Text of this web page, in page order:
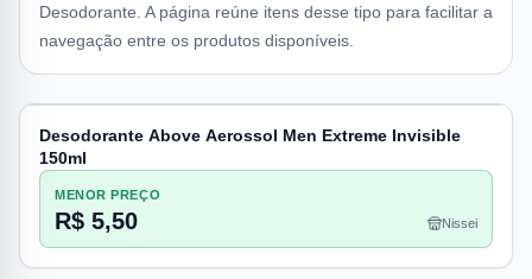
Desodorante. A página reúne itens desse tipo para facilitar a
navegação entre os produtos disponíveis.
Desodorante Above Aerossol Men Extreme Invisible
150ml
MENOR PREÇO
R$ 5,50 Nissei